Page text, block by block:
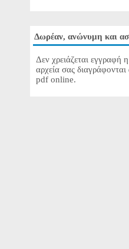
Δωρέαν, ανώνυμη και
Δεν χρειάζεται εγγραφή
αρχεία σας
pdf online.